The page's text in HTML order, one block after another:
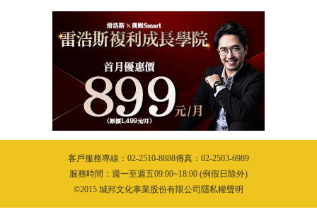
客戶服務專線：02-2510-8888傳真：02-2503-6989
服務時間：週一至週五09:00~18:00 (例假日除外)
©2015 城邦文化事業股份有限公司隱私權聲明